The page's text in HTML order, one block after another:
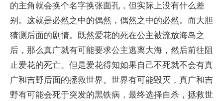
的主角就会换个名字换张面孔，但实际上没有什么差
别。这就是必然之中的偶然，偶然之中的必然。而大胆
猜测后面的剧情。既然爱花的死在公主被流放海岛之
后，那么真广就有可能要求公主逃离大海，然后前往阻
止爱花的死亡。但是爱花得知如果自己不死就不会有真
广和吉野后面的拯救世界。世界有可能毁灭，真广和吉
野有可能会死于突发的黑铁病，最终选择自杀，拯救世